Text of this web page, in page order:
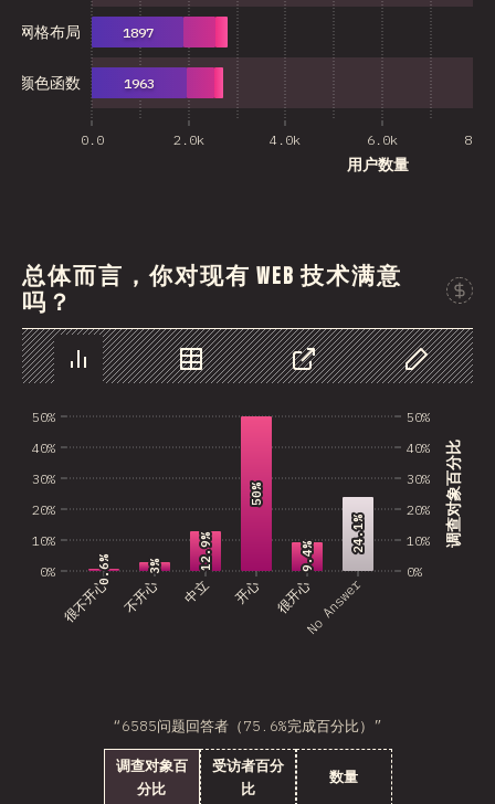
0.0 2.0k 4.0k 6.0k 8.0k
用户数量
颜色函数
子网格布局
1963
1897
总体而言，你对现有 WEB 技术满意
吗？
数据 分享 自定义数据
0%
10%
20%
30%
40%
50%
调查对象百分比
很不开心 不开心 中立 开心 很开心No Answer
0%
10%
20%
30%
40%
50%
0.6%
0.6% 3%
3% 12.9%
12.9%
50%
50%
9.4%
9.4%
24.1%
24.1%
“6585问题回答者（75.6%完成百分比）”
调查对象百
分比
受访者百分
比
数量